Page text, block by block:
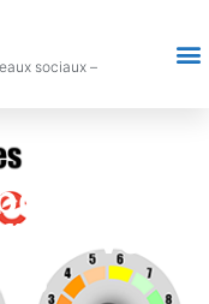
sociaux –
vos